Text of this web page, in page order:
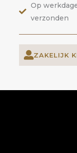
Op
verzonden
ZAKELIJK